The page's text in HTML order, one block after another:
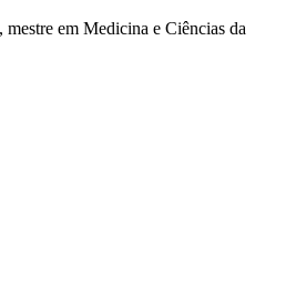
em Medicina e Ciências da